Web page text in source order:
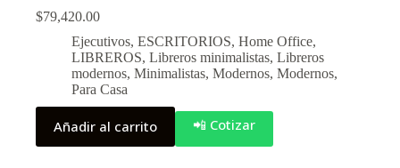
$79,420.00
Ejecutivos, ESCRITORIOS, Home Office,
LIBREROS, Libreros minimalistas, Libreros
modernos, Minimalistas, Modernos, Modernos,
Para Casa
Añadir al carrito 📲 Cotizar